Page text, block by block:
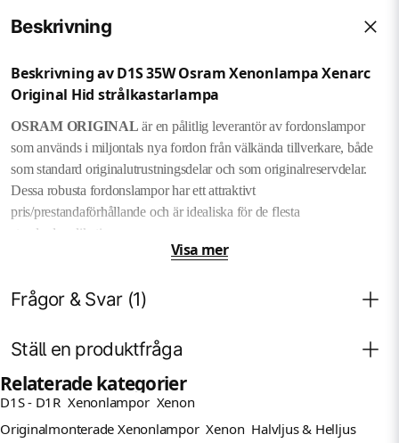
Beskrivning
Beskrivning av D1S 35W Osram Xenonlampa Xenarc
Original Hid strålkastarlampa
OSRAM ORIGINAL är en pålitlig leverantör av fordonslampor
som används i miljontals nya fordon från välkända tillverkare, både
som standard originalutrustningsdelar och som originalreservdelar.
Dessa robusta fordonslampor har ett attraktivt
pris/prestandaförhållande och är idealiska för de flesta
standardapplikationer.
OSRAM ORIGINAL
produkter som imponerar på användarna. Lamporna har en
färgtemperatur på upp till 4 500 Kelvin vilket gör att ljuset från
gör. Detta gör det mycket mer ögonvänligt och
ger bättre syn på
vägen.
OSRAM ORIGINAL-lamporna är utformade som
Visa mer
Frågor & Svar (1)
På min gamla lampa har beteckning 66142 funkar ändå
denna som har 66140
Butiken svarade
Ställ en produktfråga
question
Fråga oss något om denna produkten...
Relaterade kategorier
D1S - D1R Xenonlampor Xenon
Originalmonterade Xenonlampor Xenon Halvljus & Helljus